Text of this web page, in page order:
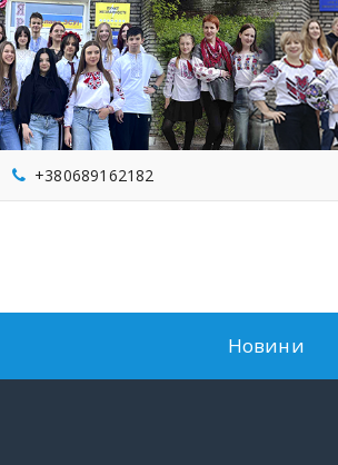
+380689162182
Новини